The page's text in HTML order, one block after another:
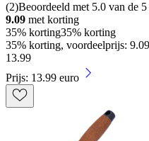
(2)Beoordeeld met 5.0 van de
9.09 met korting
35% korting35% korting
35% korting, voordeelprijs:
13.99
Prijs: 13.99 euro